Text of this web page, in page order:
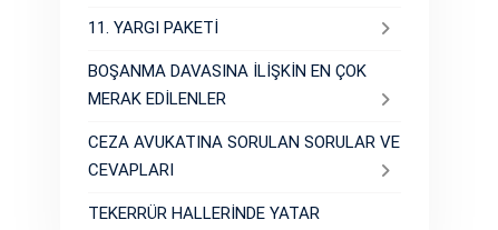
11. YARGI PAKETİ
BOŞANMA DAVASINA İLİŞKİN EN ÇOK
MERAK EDİLENLER
CEZA AVUKATINA SORULAN SORULAR VE
CEVAPLARI
TEKERRÜR HALLERİNDE YATAR